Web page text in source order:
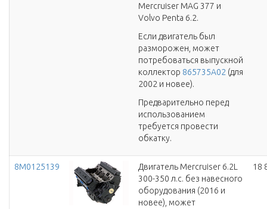
Mercruiser MAG 377 и
Volvo Penta 6.2.
Если двигатель был
разморожен, может
потребоваться выпускной
коллектор 865735A02 (для
2002 и новее).
Предварительно перед
использованием
требуется провести
обкатку.
8M0125139
Двигатель Mercruiser 6.2L
300-350 л.с. без навесного
оборудования (2016 и
новее), может
18